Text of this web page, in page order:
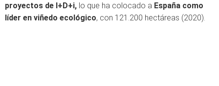
proyectos de I+D+i, lo que ha colocado a España como
líder en viñedo ecológico, con 121.200 hectáreas (2020).